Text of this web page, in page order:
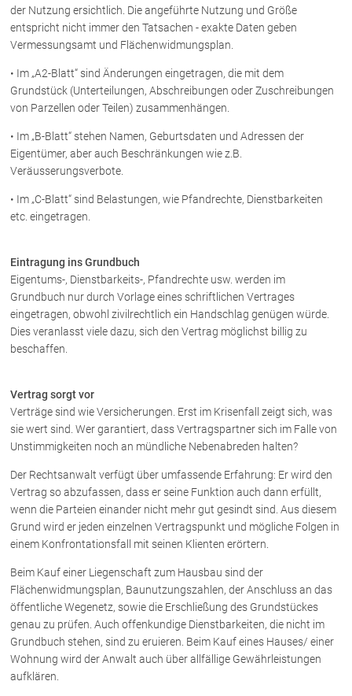
Download
Die Österreichischen Rechtsanwälte
Anwälte
Dr. Stefan Müller
Dr. Petra Piccolruaz
Mag. Patrick Piccolruaz
Dr. Roland Piccolruaz †
Mag. Raphaela Klotz
Rechtsnews
Publikationen
Paragraphen & Mehr
Vorarlberg Online
NOVUM
Fachliteratur
FAQ
Unternehmensnachfolge in der
Familie
Wichtige Vertragsklauseln bei Kauf-
Check dein Recht/Erbrecht
Schenkung von Immobilien
Checklisten: Haus-, Wohnungs- und
Grundstückkauf
Checkliste: Immobilienertragssteuer
Checkliste: Mietvertrag
der Nutzung ersichtlich. Die angeführte Nutzung und Größe
entspricht nicht immer den Tatsachen - exakte Daten geben
Vermessungsamt und Flächenwidmungsplan.
• Im „A2-Blatt“ sind Änderungen eingetragen, die mit dem
Grundstück (Unterteilungen, Abschreibungen oder Zuschreibungen
von Parzellen oder Teilen) zusammenhängen.
• Im „B-Blatt“ stehen Namen, Geburtsdaten und Adressen der
Eigentümer, aber auch Beschränkungen wie z.B.
Veräusserungsverbote.
• Im „C-Blatt“ sind Belastungen, wie Pfandrechte, Dienstbarkeiten
etc. eingetragen.
Eintragung ins Grundbuch
Eigentums-, Dienstbarkeits-, Pfandrechte usw. werden im
Grundbuch nur durch Vorlage eines schriftlichen Vertrages
eingetragen, obwohl zivilrechtlich ein Handschlag genügen würde.
Dies veranlasst viele dazu, sich den Vertrag möglichst billig zu
beschaffen.
Vertrag sorgt vor
Verträge sind wie Versicherungen. Erst im Krisenfall zeigt sich, was
sie wert sind. Wer garantiert, dass Vertragspartner sich im Falle von
Unstimmigkeiten noch an mündliche Nebenabreden halten?
Der Rechtsanwalt verfügt über umfassende Erfahrung: Er wird den
Vertrag so abzufassen, dass er seine Funktion auch dann erfüllt,
wenn die Parteien einander nicht mehr gut gesindt sind. Aus diesem
Grund wird er jeden einzelnen Vertragspunkt und mögliche Folgen in
einem Konfrontationsfall mit seinen Klienten erörtern.
Beim Kauf einer Liegenschaft zum Hausbau sind der
Flächenwidmungsplan, Baunutzungszahlen, der Anschluss an das
öffentliche Wegenetz, sowie die Erschließung des Grundstückes
genau zu prüfen. Auch offenkundige Dienstbarkeiten, die nicht im
Grundbuch stehen, sind zu eruieren. Beim Kauf eines Hauses/ einer
Wohnung wird der Anwalt auch über allfällige Gewährleistungen
aufklären.